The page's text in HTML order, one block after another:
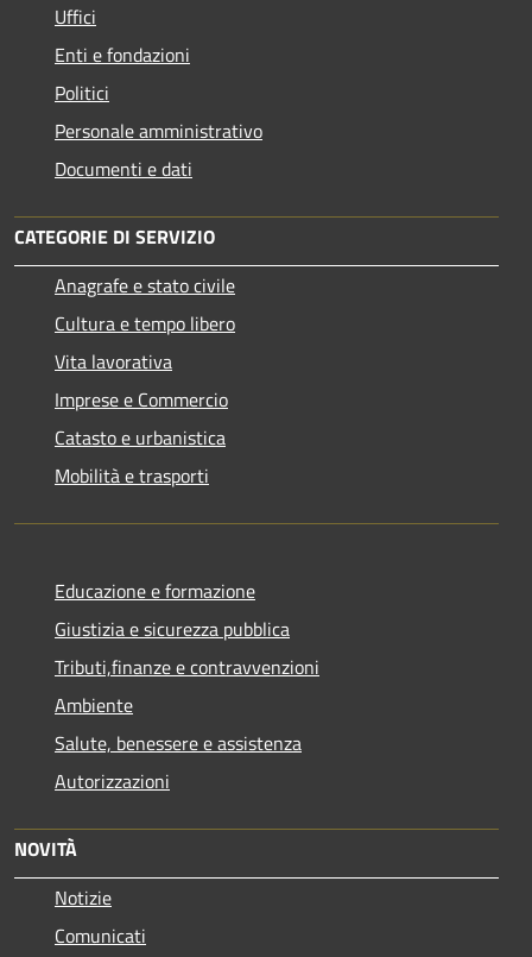
Uffici
Enti e fondazioni
Politici
Personale amministrativo
Documenti e dati
CATEGORIE DI SERVIZIO
Anagrafe e stato civile
Cultura e tempo libero
Vita lavorativa
Imprese e Commercio
Catasto e urbanistica
Mobilità e trasporti
Educazione e formazione
Giustizia e sicurezza pubblica
Tributi,finanze e contravvenzioni
Ambiente
Salute, benessere e assistenza
Autorizzazioni
NOVITÀ
Notizie
Comunicati